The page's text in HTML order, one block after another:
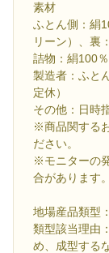
素材
ふとん側：絹
リーン）、裏
詰物：絹100
製造者：ふと
定休）
その他：日時
※商品関する
ださい。
※モニターの
合があります。
地場産品類型
類型該当理由
め、成型する